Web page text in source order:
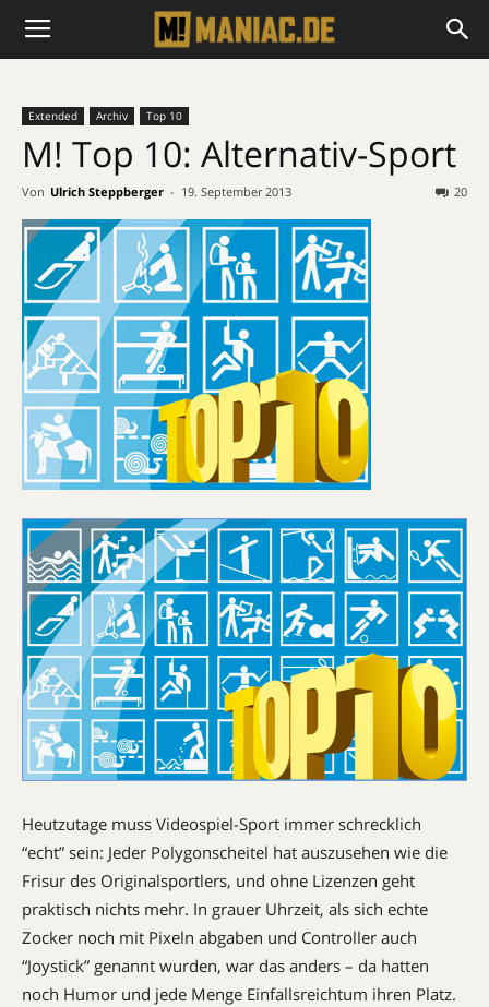
Extended Archiv Top 10
M! Top 10: Alternativ-Sport
Von Ulrich Steppberger - 19. September 2013 20
Heutzutage muss Videospiel-Sport immer schrecklich
“echt” sein: Jeder Polygonscheitel hat auszusehen wie die
Frisur des Originalsportlers, und ohne Lizenzen geht
praktisch nichts mehr. In grauer Uhrzeit, als sich echte
Zocker noch mit Pixeln abgaben und Controller auch
“Joystick” genannt wurden, war das anders – da hatten
noch Humor und jede Menge Einfallsreichtum ihren Platz.